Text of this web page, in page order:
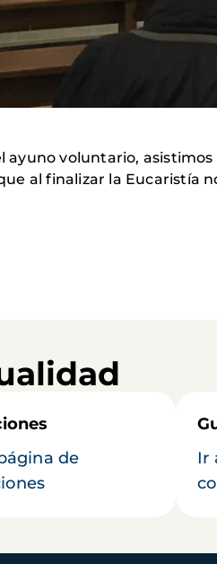
ayuno voluntario,
al finalizar la Eucaristía
de
Ir